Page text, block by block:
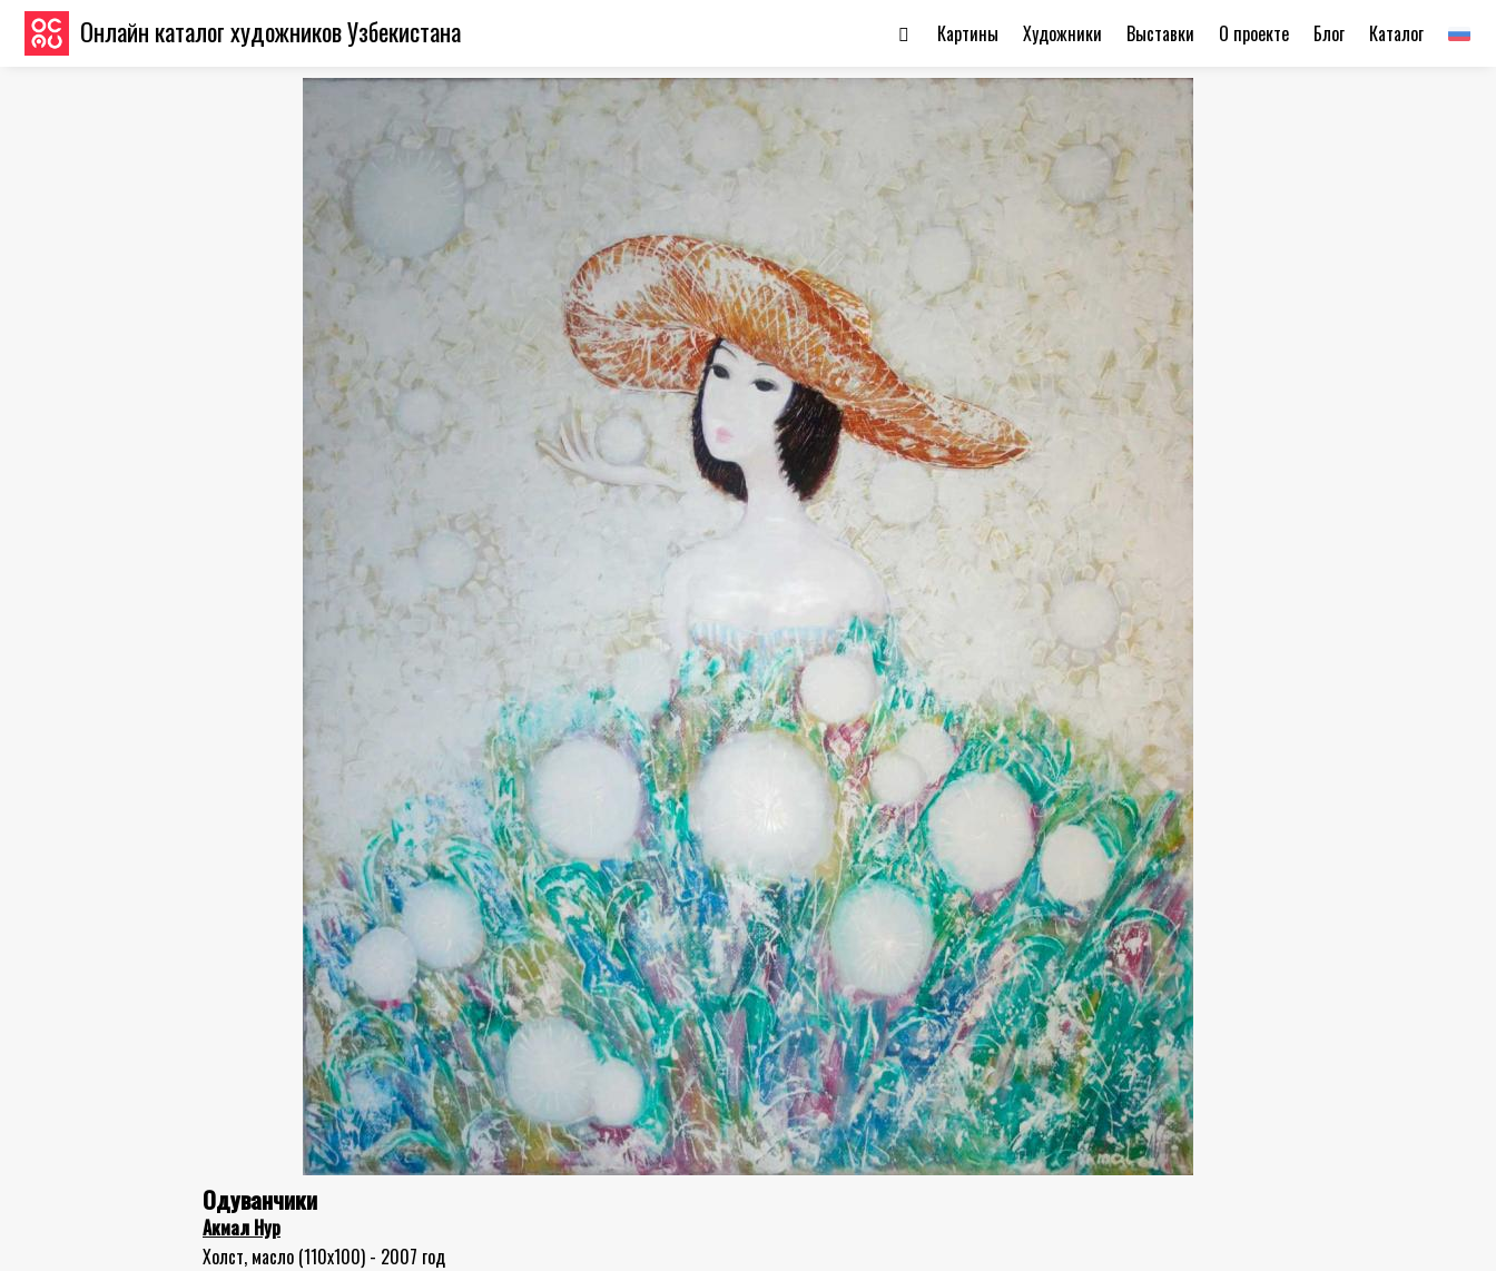
Онлайн каталог художников Узбекистана Каталог
Блог
О проекте
Выставки
Художники
Картины
Одуванчики
Акмал Нур
Холст, масло (110x100) - 2007 год